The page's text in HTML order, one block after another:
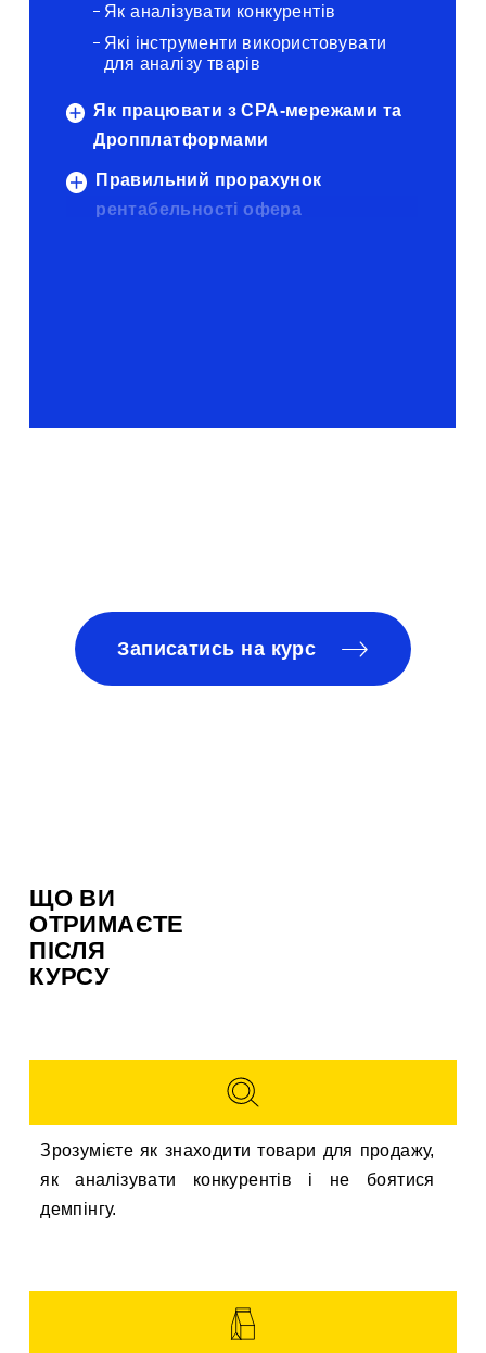
Як аналізувати конкурентів
Які інструменти використовувати
для аналізу тварів
Як працювати з CPA-мережами та
Дропплатформами
Правильний прорахунок
рентабельності офера
Записатись на курс
ЩО ВИ
ОТРИМАЄТЕ
ПІСЛЯ
КУРСУ
Зрозумієте як знаходити товари для продажу,
як аналізувати конкурентів і не боятися
демпінгу.